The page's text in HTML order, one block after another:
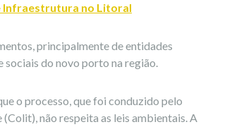
Infraestrutura no Litoral
principalmente de entidades
sociais do novo porto na região.
o processo, que foi conduzido pelo
não respeita as leis ambientais. A